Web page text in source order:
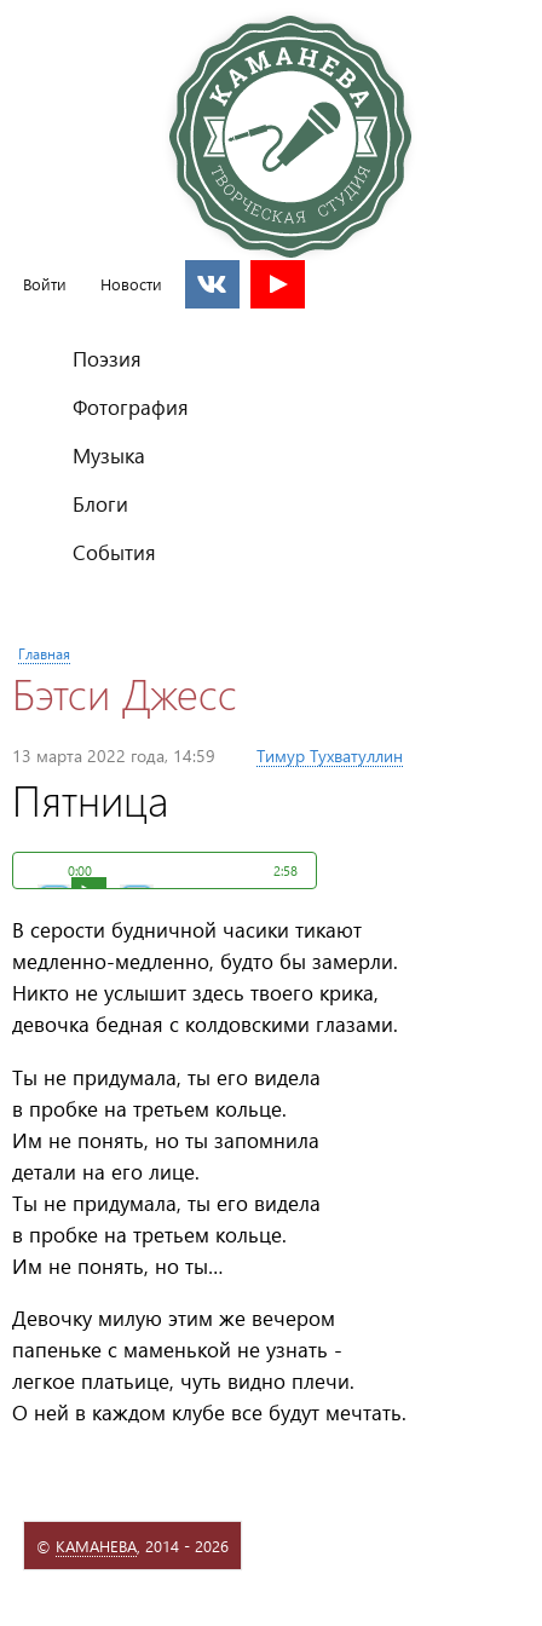
Войти Новости
Главное меню
Поэзия
Фотография
Музыка
Блоги
События
Вы здесь
Главная
Бэтси Джесс
Опубликовано
13 марта 2022 года, 14:59 пользователем
Тимур Тухватуллин
Пятница
0:00 2:58
В серости будничной часики тикают
медленно-медленно, будто бы замерли.
Никто не услышит здесь твоего крика,
девочка бедная с колдовскими глазами.
Ты не придумала, ты его видела
в пробке на третьем кольце.
Им не понять, но ты запомнила
детали на его лице.
Ты не придумала, ты его видела
в пробке на третьем кольце.
Им не понять, но ты…
Девочку милую этим же вечером
папеньке с маменькой не узнать -
легкое платьице, чуть видно плечи.
О ней в каждом клубе все будут мечтать.
© КАМАНЕВА , 2014 - 2026